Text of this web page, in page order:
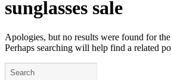
sunglasses sale
Apologies, but no results were found for
Perhaps searching will help find a related